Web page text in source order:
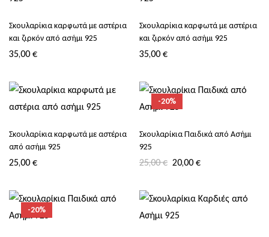
Σκουλαρίκια καρφωτά με αστέρια
και ζιρκόν από ασήμι 925
35,00€
Σκουλαρίκια καρφωτά με αστέρια
και ζιρκόν από ασήμι 925
35,00€
Σκουλαρίκια καρφωτά με αστέρια
από ασήμι 925
25,00€
-20%
Σκουλαρίκια Παιδικά από Ασήμι
925
25,00€ 20,00€
-20%